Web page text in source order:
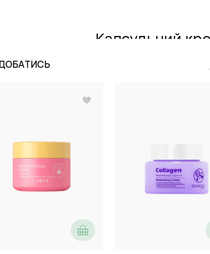
Капсульний
матчею
Зменшує сухість і
пом’якшує, сприяє
вигляд без відчуття
Немає в
Сповістити про